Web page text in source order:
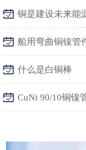
铜是建设未来能
船用弯曲铜镍管
什么是白铜棒
CuNi 90/10铜镍